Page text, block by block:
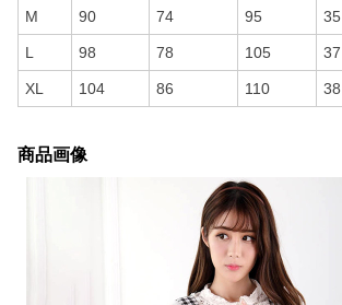
M 90 74 95 35
L 98 78 105 37
XL 104 86 110 38
商品画像